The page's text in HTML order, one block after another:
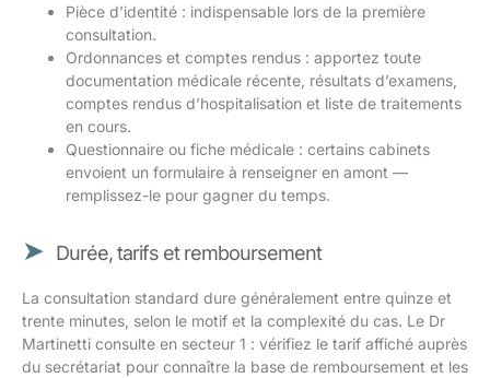
Pièce d’identité : indispensable lors de la première
consultation.
Ordonnances et comptes rendus : apportez toute
documentation médicale récente, résultats d’examens,
comptes rendus d’hospitalisation et liste de traitements
en cours.
Questionnaire ou fiche médicale : certains cabinets
envoient un formulaire à renseigner en amont —
remplissez-le pour gagner du temps.
Durée, tarifs et remboursement
La consultation standard dure généralement entre quinze et
trente minutes, selon le motif et la complexité du cas. Le Dr
Martinetti consulte en secteur 1 : vérifiez le tarif affiché auprès
du secrétariat pour connaître la base de remboursement et les